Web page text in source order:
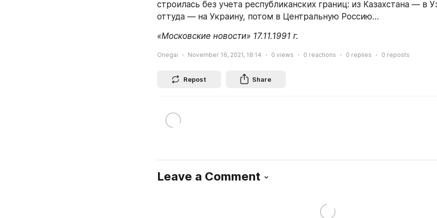
строилась без учета республиканских границ: из Казахстана — в
оттуда — на Украину, потом в Центральную Россию…
«Московские новости» 17.11.1991 г.
Onegai November 16, 2021, 18:14 0 views 0 reactions 0 replies 0 reposts
Repost Share
Leave a Comment